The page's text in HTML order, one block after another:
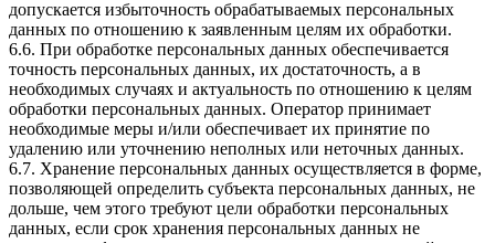
допускается избыточность обрабатываемых персональных
данных по отношению к заявленным целям их обработки.
6.6. При обработке персональных данных обеспечивается
точность персональных данных, их достаточность, а в
необходимых случаях и актуальность по отношению к целям
обработки персональных данных. Оператор принимает
необходимые меры и/или обеспечивает их принятие по
удалению или уточнению неполных или неточных данных.
6.7. Хранение персональных данных осуществляется в форме,
позволяющей определить субъекта персональных данных, не
дольше, чем этого требуют цели обработки персональных
данных, если срок хранения персональных данных не